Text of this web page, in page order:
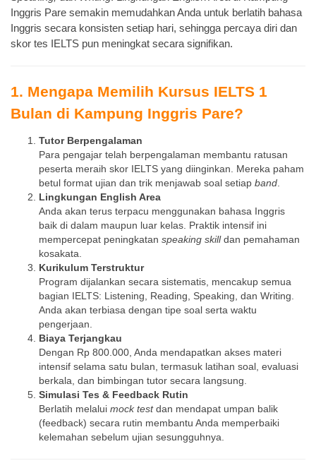
Inggris Pare semakin memudahkan Anda untuk berlatih bahasa
Inggris secara konsisten setiap hari, sehingga percaya diri dan
skor tes IELTS pun meningkat secara signifikan.
1. Mengapa Memilih Kursus IELTS 1
Bulan di Kampung Inggris Pare?
Tutor Berpengalaman
Para pengajar telah berpengalaman membantu ratusan
peserta meraih skor IELTS yang diinginkan. Mereka paham
betul format ujian dan trik menjawab soal setiap band
Lingkungan English Area
Anda akan terus terpacu menggunakan bahasa Inggris
baik di dalam maupun luar kelas. Praktik intensif ini
mempercepat peningkatan speaking skilldan pemahaman
kosakata.
Kurikulum Terstruktur
Program dijalankan secara sistematis, mencakup semua
bagian IELTS: Listening, Reading, Speaking, dan Writing.
Anda akan terbiasa dengan tipe soal serta waktu
pengerjaan.
Biaya Terjangkau
Dengan Rp 800.000, Anda mendapatkan akses materi
intensif selama satu bulan, termasuk latihan soal, evaluasi
berkala, dan bimbingan tutor secara langsung.
Simulasi Tes & Feedback Rutin
Berlatih melalui mock testdan mendapat umpan balik
(feedback) secara rutin membantu Anda memperbaiki
kelemahan sebelum ujian sesungguhnya.